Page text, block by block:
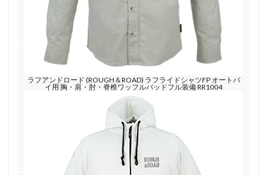
ラフアンドロード (ROUGH＆ROAD) ラフライドシャツFP オートバ
イ用 胸・肩・肘・脊椎ワッフルパッドフル装備 RR1004